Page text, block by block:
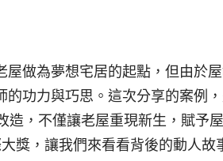
做為夢想宅居的起點，但由於
功力與巧思。這次分享的案例
，不僅讓老屋重現新生，賦予
獎，讓我們來看看背後的動人故